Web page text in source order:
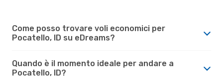
Come posso trovare voli economici per
Pocatello, ID su eDreams?
Quando è il momento ideale per andare a
Pocatello, ID?